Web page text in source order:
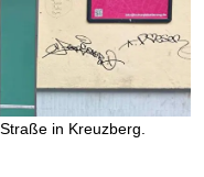
in Kreuzberg.